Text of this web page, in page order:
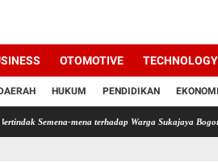
OTOMOTIVE TECHNOLOGY
HUKUM PENDIDIKAN
mena terhadap Warga Sukajaya Bogor